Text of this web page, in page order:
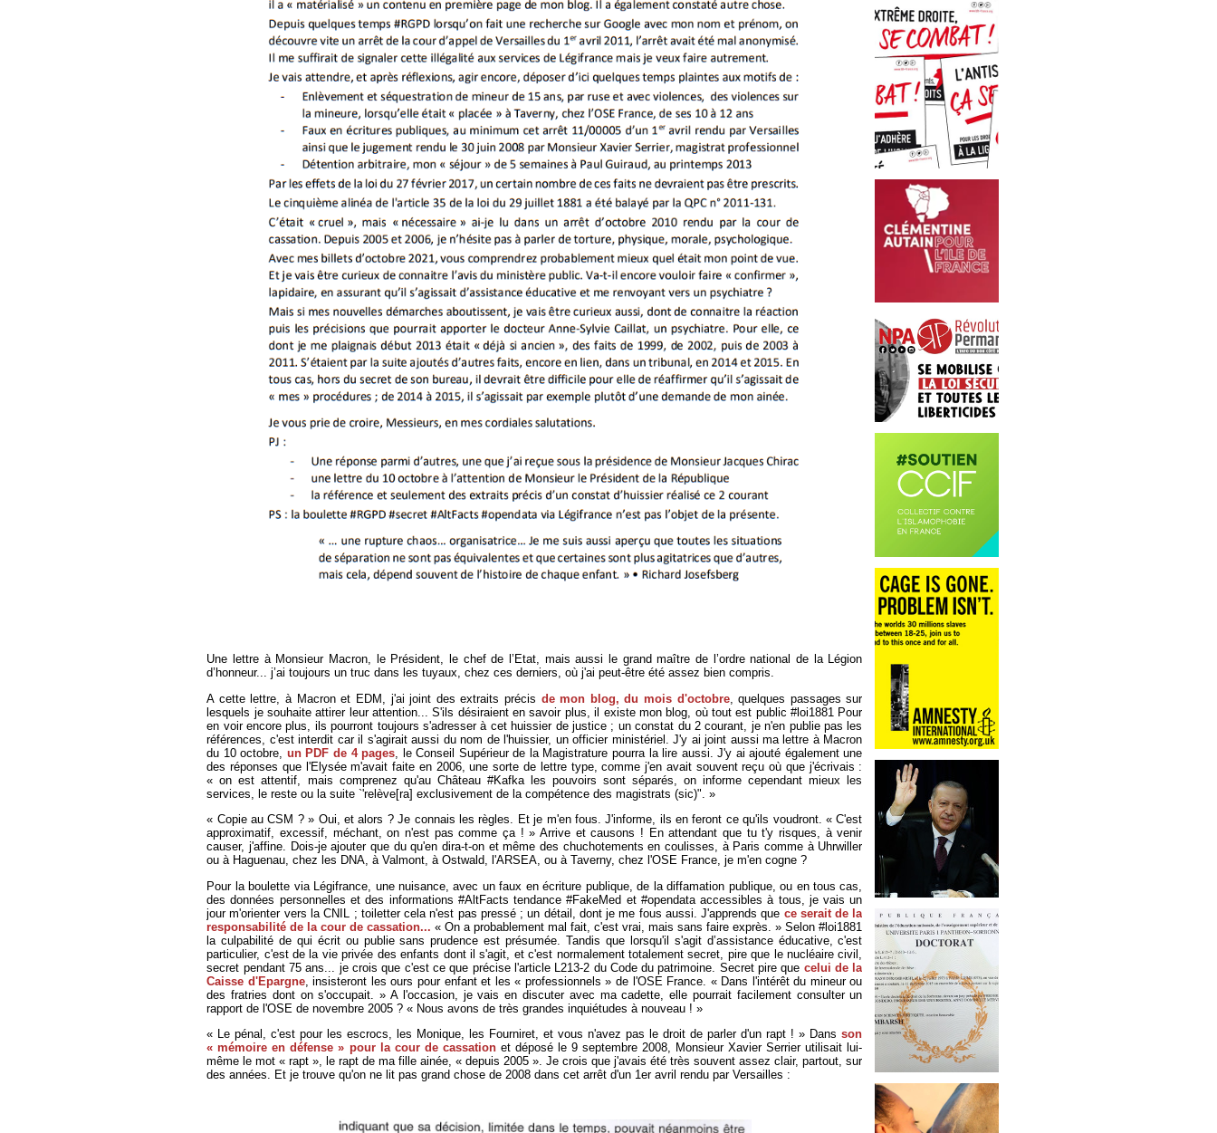
Une lettre à Monsieur Macron, le Président, le chef de l’Etat, mais aussi le grand maître de l’ordre national de la Légion
d’honneur... j’ai toujours un truc dans les tuyaux, chez ces derniers, où j'ai peut-être été assez bien compris.
A cette lettre, à Macron et EDM, j'ai joint des extraits précis de mon blog, du mois d'octobre, quelques passages sur
lesquels je souhaite attirer leur attention... S'ils désiraient en savoir plus, il existe mon blog, où tout est public #loi1881 Pour
en voir encore plus, ils pourront toujours s'adresser à cet huissier de justice ; un constat du 2 courant, je n'en publie pas les
références, c'est interdit car il s'agirait aussi du nom de l'huissier, un officier ministériel. J'y ai joint aussi ma lettre à Macron
du 10 octobre, un PDF de 4 pages , le Conseil Supérieur de la Magistrature pourra la lire aussi. J'y ai ajouté également une
des réponses que l'Elysée m'avait faite en 2006, une sorte de lettre type, comme j'en avait souvent reçu où que j'écrivais :
« on est attentif, mais comprenez qu'au Château #Kafka les pouvoirs sont séparés, on informe cependant mieux les
services, le reste ou la suite `'relève[ra] exclusivement de la compétence des magistrats (sic)". »
« Copie au CSM ? » Oui, et alors ? Je connais les règles. Et je m'en fous. J'informe, ils en feront ce qu'ils voudront. « C'est
approximatif, excessif, méchant, on n'est pas comme ça ! » Arrive et causons ! En attendant que tu t'y risques, à venir
causer, j'affine. Dois-je ajouter que du qu'en dira-t-on et même des chuchotements en coulisses, à Paris comme à Uhrwiller
ou à Haguenau, chez les DNA, à Valmont, à Ostwald, l'ARSEA, ou à Taverny, chez l'OSE France, je m'en cogne ?
Pour la boulette via Légifrance, une nuisance, avec un faux en écriture publique, de la diffamation publique, ou en tous cas,
des données personnelles et des informations #AltFacts tendance #FakeMed et #opendata accessibles à tous, je vais un
jour m'orienter vers la CNIL ; toiletter cela n'est pas pressé ; un détail, dont je me fous aussi. J'apprends que ce serait de la
responsabilité de la cour de cassation... « On a probablement mal fait, c'est vrai, mais sans faire exprès. » Selon #loi1881
la culpabilité de qui écrit ou publie sans prudence est présumée. Tandis que lorsqu'il s'agit d’assistance éducative, c'est
particulier, c'est de la vie privée des enfants dont il s'agit, et c'est normalement totalement secret, pire que le nucléaire civil,
secret pendant 75 ans... je crois que c'est ce que précise l'article L213-2 du Code du patrimoine. Secret pire que celui de la
Caisse d'Epargne, insisteront les ours pour enfant et les « professionnels » de l'OSE France. « Dans l'intérêt du mineur ou
des fratries dont on s'occupait. » A l'occasion, je vais en discuter avec ma cadette, elle pourrait facilement consulter un
rapport de l'OSE de novembre 2005 ? « Nous avons de très grandes inquiétudes à nouveau ! »
« Le pénal, c'est pour les escrocs, les Monique, les Fourniret, et vous n'avez pas le droit de parler d'un rapt ! » Dansson
« mémoire en défense » pour la cour de cassationet déposé le 9 septembre 2008, Monsieur Xavier Serrier utilisait lui-
même le mot « rapt », le rapt de ma fille ainée, « depuis 2005 ». Je crois que j'avais été très souvent assez clair, partout, sur
des années. Et je trouve qu'on ne lit pas grand chose de 2008 dans cet arrêt d'un 1er avril rendu par Versailles :